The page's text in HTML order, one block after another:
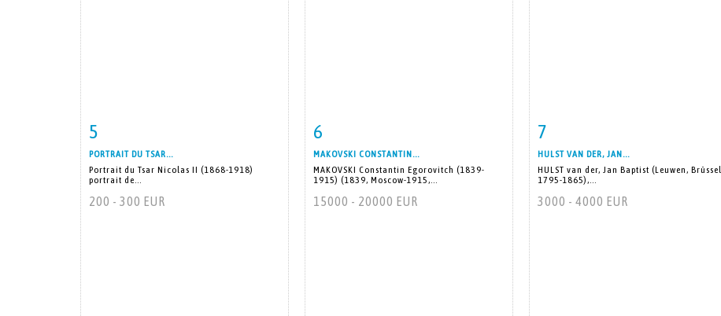
5
PORTRAIT DU TSAR...
Portrait du Tsar Nicolas II (1868-1918)
portrait de...
200 - 300 EUR
6
MAKOVSKI CONSTANTIN...
MAKOVSKI Constantin Egorovitch (1839-
1915) (1839, Moscow-1915,...
15000 - 20000 EUR
7
HULST VAN DER, JAN...
HULST van der, Jan Baptist (Leuwen, Brüssel
1795-1865),...
3000 - 4000 EUR